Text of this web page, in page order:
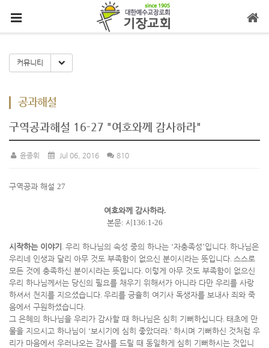
커뮤니티 Toggle Dropdown
공과해설
구역공과해설 16-27 "여호와께 감사하라"
윤종휘 Jul 06, 2016 810
구역공과 해설 27
여호와께 감사하라.
본문: 시 136:1-26
시작하는 이야기 . 우리 하나님의 속성 중의 하나는 ‘자충족성’입니다. 하나님은
우리네 인생과 달리 아무 것도 부족함이 없으신 분이시라는 뜻입니다. 스스로
모든 것에 충족하신 분이시라는 뜻입니다. 이렇게 아무 것도 부족함이 없으신
우리 하나님께서는 당신의 필요를 채우기 위해서가 아니라 다만 우리를 사랑
하셔서 천지를 지으셨습니다. 우리를 긍휼히 여기사 독생자를 보내사 죄와 죽
음에서 구원하셨습니다.
그 은혜의 하나님을 우리가 감사할 때 하나님은 심히 기뻐하십니다. 태초에 만
물을 지으시고 하나님이 ‘보시기에 심히 좋았더라.’ 하시며 기뻐하신 것처럼 우
리가 마음에서 우러나오는 감사를 드릴 때 동일하게 심히 기뻐하시는 것입니